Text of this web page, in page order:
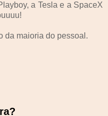
a Tesla e a SpaceX
da maioria do pessoal.